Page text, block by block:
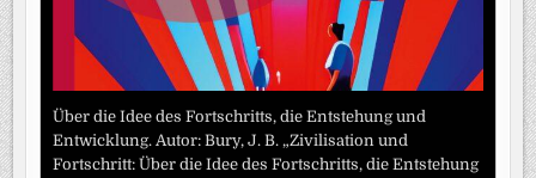
Über die Idee des Fortschritts, die Entstehung und
Entwicklung. Autor: Bury, J. B. „Zivilisation und
Fortschritt: Über die Idee des Fortschritts, die Entstehung